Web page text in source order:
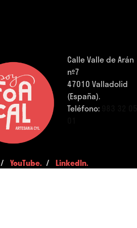
Calle Valle de Arán
nº7
47010 Valladolid
(España).
Teléfono:
/YouTube. /LinkedIn.